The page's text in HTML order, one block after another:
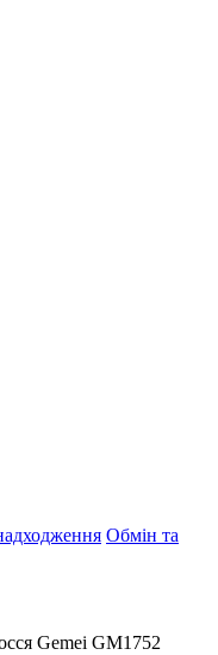
Обмін та
Gemei GM1752